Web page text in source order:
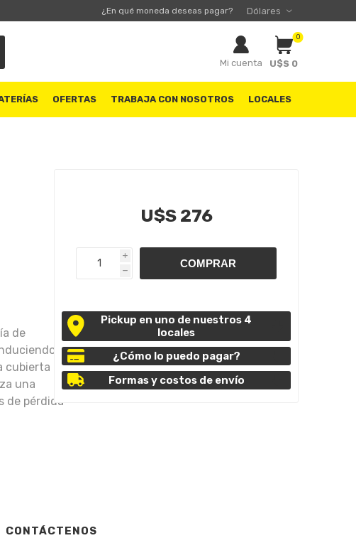
¿En qué moneda deseas pagar?
Mi cuenta
0
U$S 0
OFERTAS TRABAJA CON NOSOTROS LOCALES
de
cubierta
una
de pérdida
U$S 276
i
h
Pickup en uno de nuestros 4
locales
¿Cómo lo puedo pagar?
Formas y costos de envío
CONTÁCTENOS